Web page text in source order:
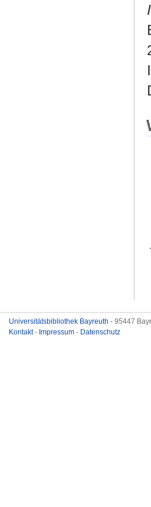
Universitätsbibliothek Bayreuth - 95447
Kontakt- Impressum - Datenschutz